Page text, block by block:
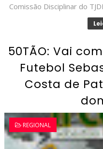
Comissão Disciplinar do
50TÃO: Vai
Futebol
Costa de
REGIONAL